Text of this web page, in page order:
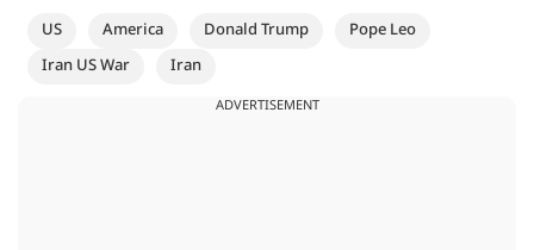
US America Donald Trump
Pope Leo
Iran US War
Iran
ADVERTISEMENT